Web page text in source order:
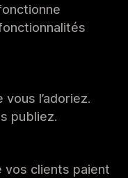
vous l’adoriez.
publiez.
clients paient